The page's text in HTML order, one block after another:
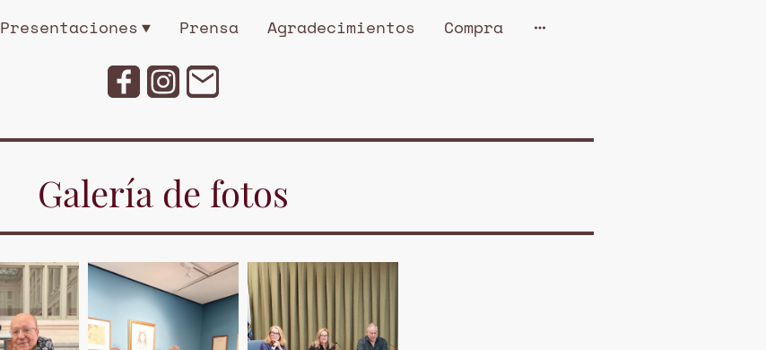
Presentaciones Prensa Agradecimientos Compra
Galería de fotos